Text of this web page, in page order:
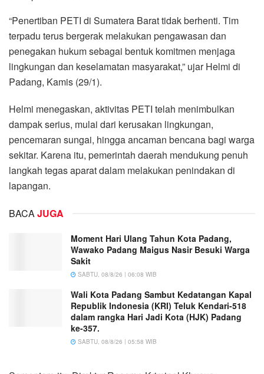
“Penertiban PETI di Sumatera Barat tidak berhenti. Tim
terpadu terus bergerak melakukan pengawasan dan
penegakan hukum sebagai bentuk komitmen menjaga
lingkungan dan keselamatan masyarakat,” ujar Helmi di
Padang, Kamis (29/1).
Helmi menegaskan, aktivitas PETI telah menimbulkan
dampak serius, mulai dari kerusakan lingkungan,
pencemaran sungai, hingga ancaman bencana bagi warga
sekitar. Karena itu, pemerintah daerah mendukung penuh
langkah tegas aparat dalam melakukan penindakan di
lapangan.
BACA JUGA
Moment Hari Ulang Tahun Kota Padang,
Wawako Padang Maigus Nasir Besuki Warga
Sakit
SABTU, 08/8/26 | 06:08 WIB
Wali Kota Padang Sambut Kedatangan Kapal
Republik Indonesia (KRI) Teluk Kendari-518
dalam rangka Hari Jadi Kota (HJK) Padang
ke-357.
SABTU, 08/8/26 | 05:58 WIB